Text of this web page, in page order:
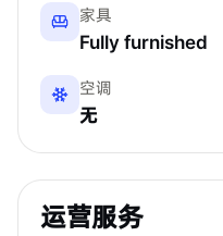
家具
Fully furnished
空调
无
运营服务